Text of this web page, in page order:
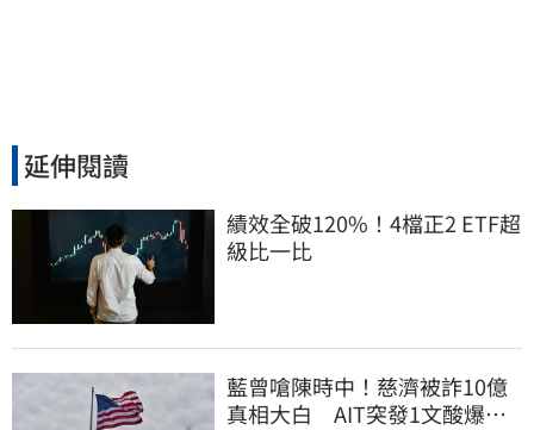
延伸閱讀
績效全破120%！4檔正2 ETF超
級比一比
藍曾嗆陳時中！慈濟被詐10億
真相大白 AIT突發1文酸爆…